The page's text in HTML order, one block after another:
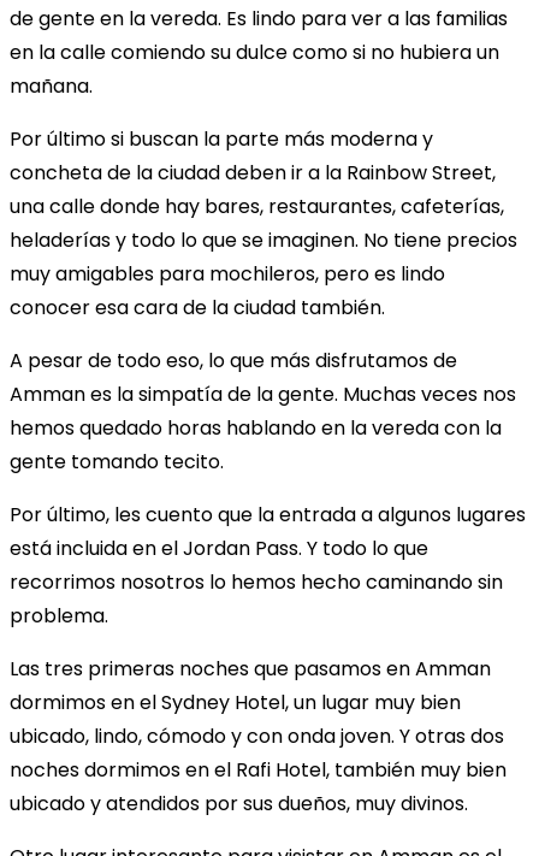
de gente en la vereda. Es lindo para ver a las familias
en la calle comiendo su dulce como si no hubiera un
mañana.
Por último si buscan la parte más moderna y
concheta de la ciudad deben ir a la Rainbow Street,
una calle donde hay bares, restaurantes, cafeterías,
heladerías y todo lo que se imaginen. No tiene precios
muy amigables para mochileros, pero es lindo
conocer esa cara de la ciudad también.
A pesar de todo eso, lo que más disfrutamos de
Amman es la simpatía de la gente. Muchas veces nos
hemos quedado horas hablando en la vereda con la
gente tomando tecito.
Por último, les cuento que la entrada a algunos lugares
está incluida en el Jordan Pass. Y todo lo que
recorrimos nosotros lo hemos hecho caminando sin
problema.
Las tres primeras noches que pasamos en Amman
dormimos en el Sydney Hotel, un lugar muy bien
ubicado, lindo, cómodo y con onda joven. Y otras dos
noches dormimos en el Rafi Hotel, también muy bien
ubicado y atendidos por sus dueños, muy divinos.